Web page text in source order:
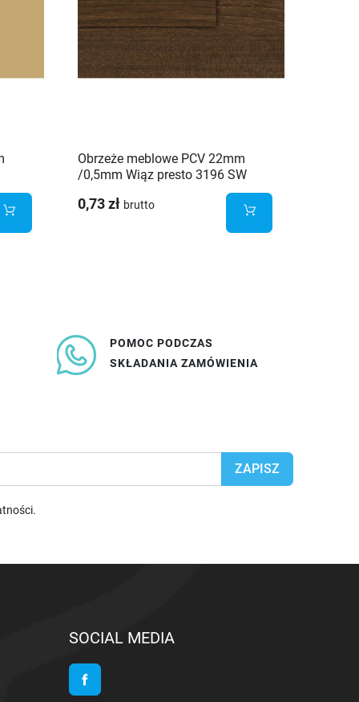
Obrzeże meblowe PCV 22mm
/0,5mm Wiąz presto 3196 SW
0,73 zł brutto
POMOC PODCZAS
SKŁADANIA ZAMÓWIENIA
.
SOCIAL MEDIA
Facebook